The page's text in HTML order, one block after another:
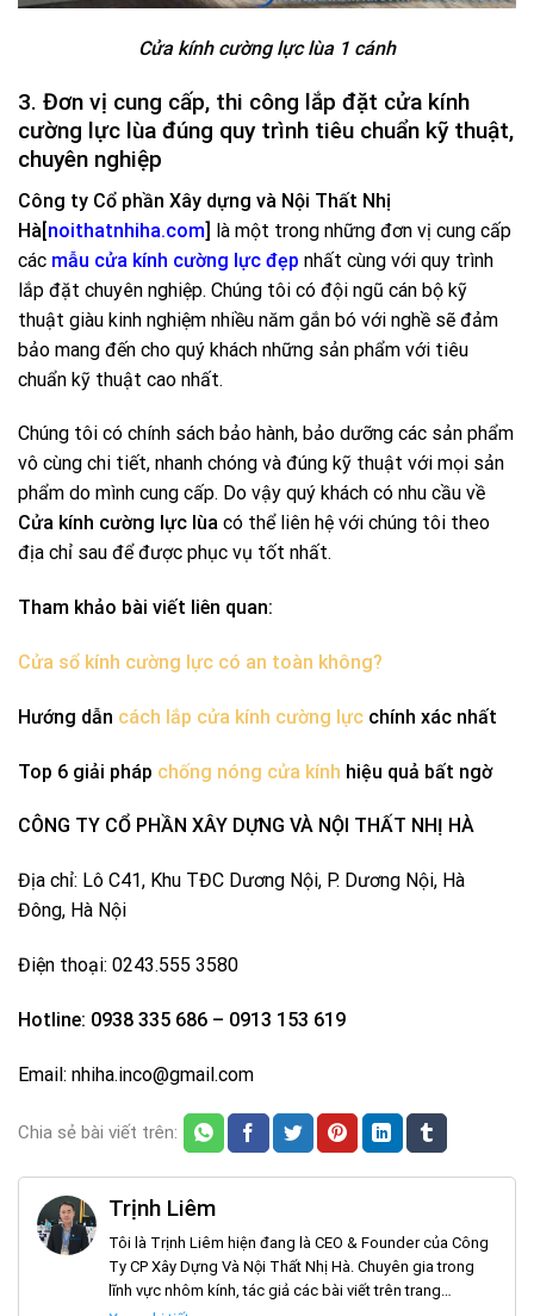
Cửa kính cường lực lùa 1 cánh
3. Đơn vị cung cấp, thi công lắp đặt cửa kính
cường lực lùa đúng quy trình tiêu chuẩn kỹ thuật,
chuyên nghiệp
Công ty Cổ phần Xây dựng và Nội Thất Nhị
Hà[noithatnhiha.com] là một trong những đơn vị cung cấp
các mẫu cửa kính cường lực đẹp nhất cùng với quy trình
lắp đặt chuyên nghiệp. Chúng tôi có đội ngũ cán bộ kỹ
thuật giàu kinh nghiệm nhiều năm gắn bó với nghề sẽ đảm
bảo mang đến cho quý khách những sản phẩm với tiêu
chuẩn kỹ thuật cao nhất.
Chúng tôi có chính sách bảo hành, bảo dưỡng các sản phẩm
vô cùng chi tiết, nhanh chóng và đúng kỹ thuật với mọi sản
phẩm do mình cung cấp. Do vậy quý khách có nhu cầu về
Cửa kính cường lực lùa có thể liên hệ với chúng tôi theo
địa chỉ sau để được phục vụ tốt nhất.
Tham khảo bài viết liên quan:
Cửa sổ kính cường lực có an toàn không?
Hướng dẫn cách lắp cửa kính cường lực chính xác nhất
Top 6 giải pháp chống nóng cửa kính hiệu quả bất ngờ
CÔNG TY CỔ PHẦN XÂY DỰNG VÀ NỘI THẤT NHỊ HÀ
Địa chỉ: Lô C41, Khu TĐC Dương Nội, P. Dương Nội, Hà
Đông, Hà Nội
Điện thoại: 0243.555 3580
Hotline: 0938 335 686 – 0913 153 619
Email: nhiha.inco@gmail.com
Chia sẻ bài viết trên:
Trịnh Liêm
Tôi là Trịnh Liêm hiện đang là CEO & Founder của Công
Ty CP Xây Dựng Và Nội Thất Nhị Hà. Chuyên gia trong
lĩnh vực nhôm kính, tác giả các bài viết trên trang